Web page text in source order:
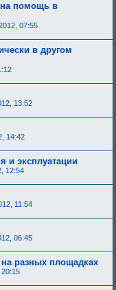
помощь в
07:55
в другом
13:52
14:42
и эксплуатации
12:54
11:54
06:45
разных площадках